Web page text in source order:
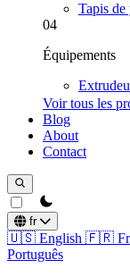
Tapis de
04
Équipements
Voir tous les
Blog
About
Contact
theme switcher
fr
🇺🇸 English 🇫🇷
Português